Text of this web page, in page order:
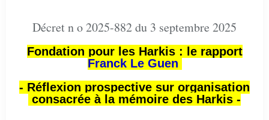
Décret n o 2025-882 du 3 septembre 2025
Fondation pour les Harkis : le rapport
Franck Le Guen
- Réflexion prospective sur organisation
consacrée à la mémoire des Harkis -